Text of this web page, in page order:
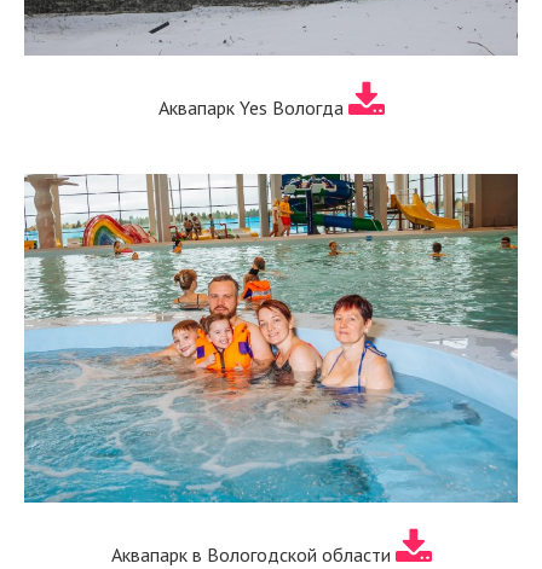
Аквапарк Yes Вологда
Аквапарк в Вологодской области